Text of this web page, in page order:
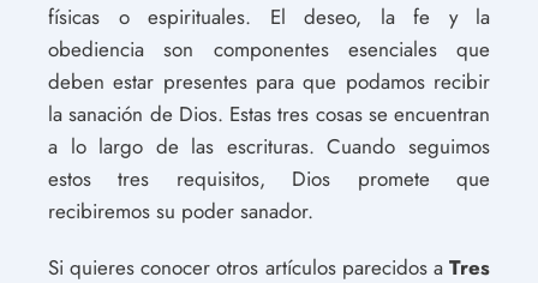
físicas o espirituales. El deseo, la fe y la
obediencia son componentes esenciales que
deben estar presentes para que podamos recibir
la sanación de Dios. Estas tres cosas se encuentran
a lo largo de las escrituras. Cuando seguimos
estos tres requisitos, Dios promete que
recibiremos su poder sanador.
Si quieres conocer otros artículos parecidos a Tres